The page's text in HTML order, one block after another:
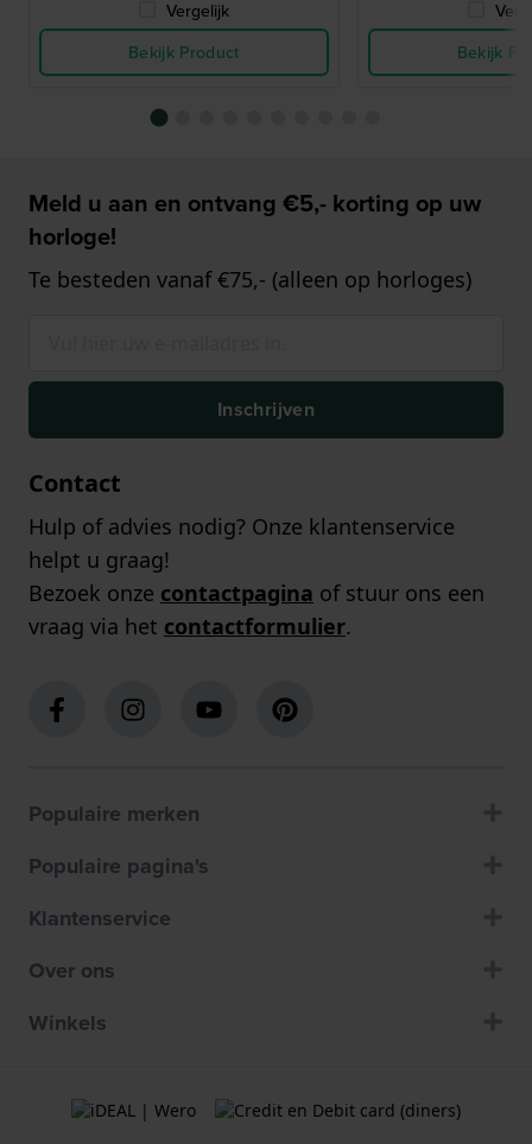
Vergelijk
Bekijk Product
Bekijk
Meld u aan en ontvang €5,- korting op uw
horloge!
Te besteden vanaf €75,- (alleen op horloges)
Inschrijven
Contact
Hulp of advies nodig? Onze klantenservice
helpt u graag!
Bezoek onze contactpagina of stuur ons een
vraag via het contactformulier.
Populaire merken
Populaire pagina's
Klantenservice
Over ons
Winkels